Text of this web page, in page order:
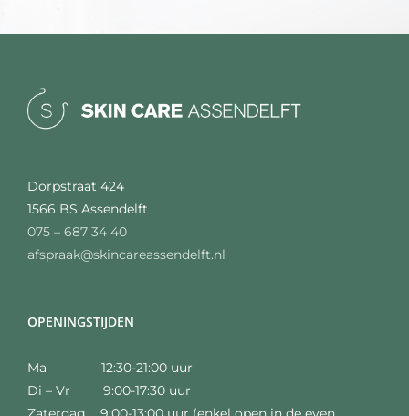
Dorpstraat 424
1566 BS Assendelft
075 – 687 34 40
afspraak@skincareassendelft.nl
OPENINGSTIJDEN
Ma 12:30-21:00 uur
Di – Vr 9:00-17:30 uur